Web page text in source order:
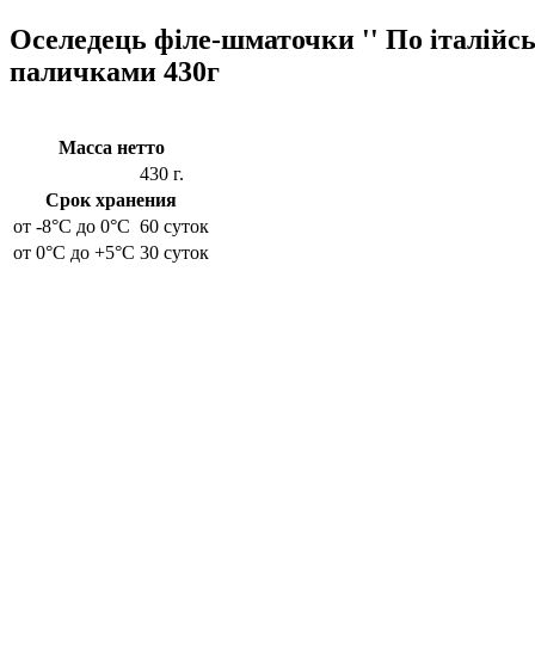
Оселедець філе-шматочки '' По
паличками 430г
Масса нетто
430 г.
Срок хранения
от -8°C до 0°C 60 суток
от 0°C до +5°C 30 суток